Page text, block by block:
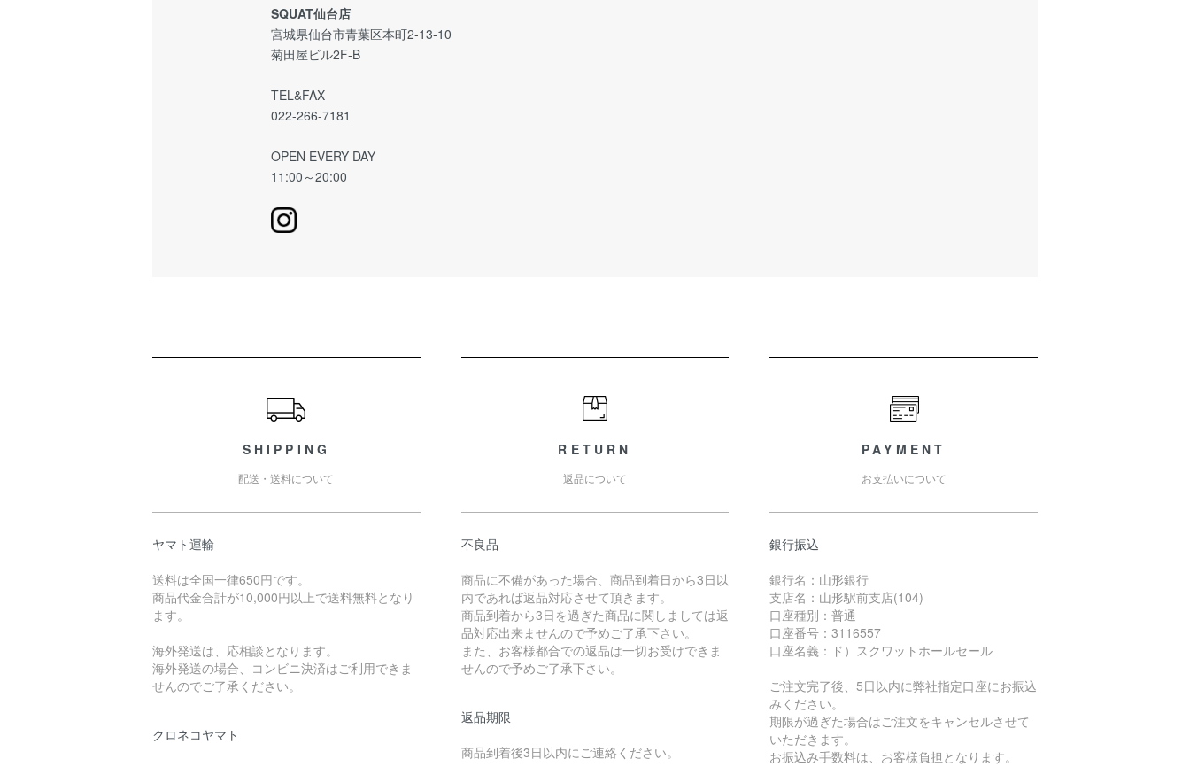
SQUAT仙台店
宮城県仙台市青葉区本町2-13-10
菊田屋ビル2F-B
TEL&FAX
022-266-7181
OPEN EVERY DAY
11:00～20:00
SHIPPING
配送・送料について
ヤマト運輸
送料は全国一律650円です。
商品代金合計が10,000円以上で送料無料となり
ます。
海外発送は、応相談となります。
海外発送の場合、コンビニ決済はご利用できま
せんのでご了承ください。
クロネコヤマト
RETURN
返品について
不良品
商品に不備があった場合、商品到着日から3日以
内であれば返品対応させて頂きます。
商品到着から3日を過ぎた商品に関しましては返
品対応出来ませんので予めご了承下さい。
また、お客様都合での返品は一切お受けできま
せんので予めご了承下さい。
返品期限
商品到着後3日以内にご連絡ください。
PAYMENT
お支払いについて
銀行振込
銀行名：山形銀行
支店名：山形駅前支店(104)
口座種別：普通
口座番号：3116557
口座名義：ド）スクワットホールセール
ご注文完了後、5日以内に弊社指定口座にお振込
みください。
期限が過ぎた場合はご注文をキャンセルさせて
いただきます。
お振込み手数料は、お客様負担となります。